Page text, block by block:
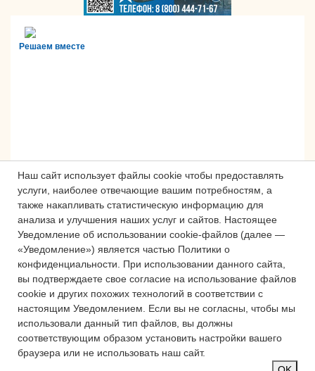
Наш сайт использует файлы cookie чтобы предоставлять
услуги, наиболее отвечающие вашим потребностям, а
также накапливать статистическую информацию для
анализа и улучшения наших услуг и сайтов. Настоящее
Уведомление об использовании cookie-файлов (далее —
«Уведомление») является частью Политики о
конфиденциальности.
При использовании данного сайта,
вы подтверждаете свое согласие на использование файлов
cookie и других похожих технологий в соответствии с
настоящим Уведомлением.
Если вы не согласны, чтобы мы
использовали данный тип файлов, вы должны
соответствующим образом установить настройки вашего
браузера или не использовать наш сайт.
Решаем вместе
Сложности с получением «Пушкинской
карты» или приобретением билетов?
Знаете, как улучшить работу
учреждений культуры?
Написать